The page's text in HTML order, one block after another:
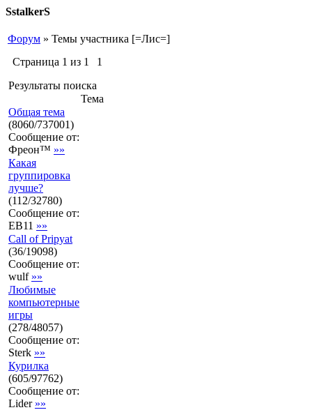
SstalkerS
Форум » Темы участника [=Лис=]
Страница 1 из 1
1
Результаты поиска
Тема
Общая тема
(8060/737001)
Сообщение от:
Фреон™ »»
Какая
группировка
лучше?
(112/32780)
Сообщение от:
EB11 »»
Call of Pripyat
(36/19098)
Сообщение от:
wulf »»
Любимые
компьютерные
игры
(278/48057)
Сообщение от:
Sterk »»
Курилка
(605/97762)
Сообщение от:
Lider »»